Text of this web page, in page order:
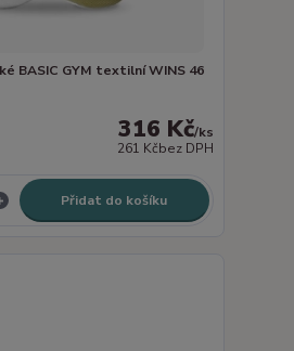
BASIC GYM textilní WINS 46
316 Kč/ks
261 Kčbez DPH
Přidat do košíku